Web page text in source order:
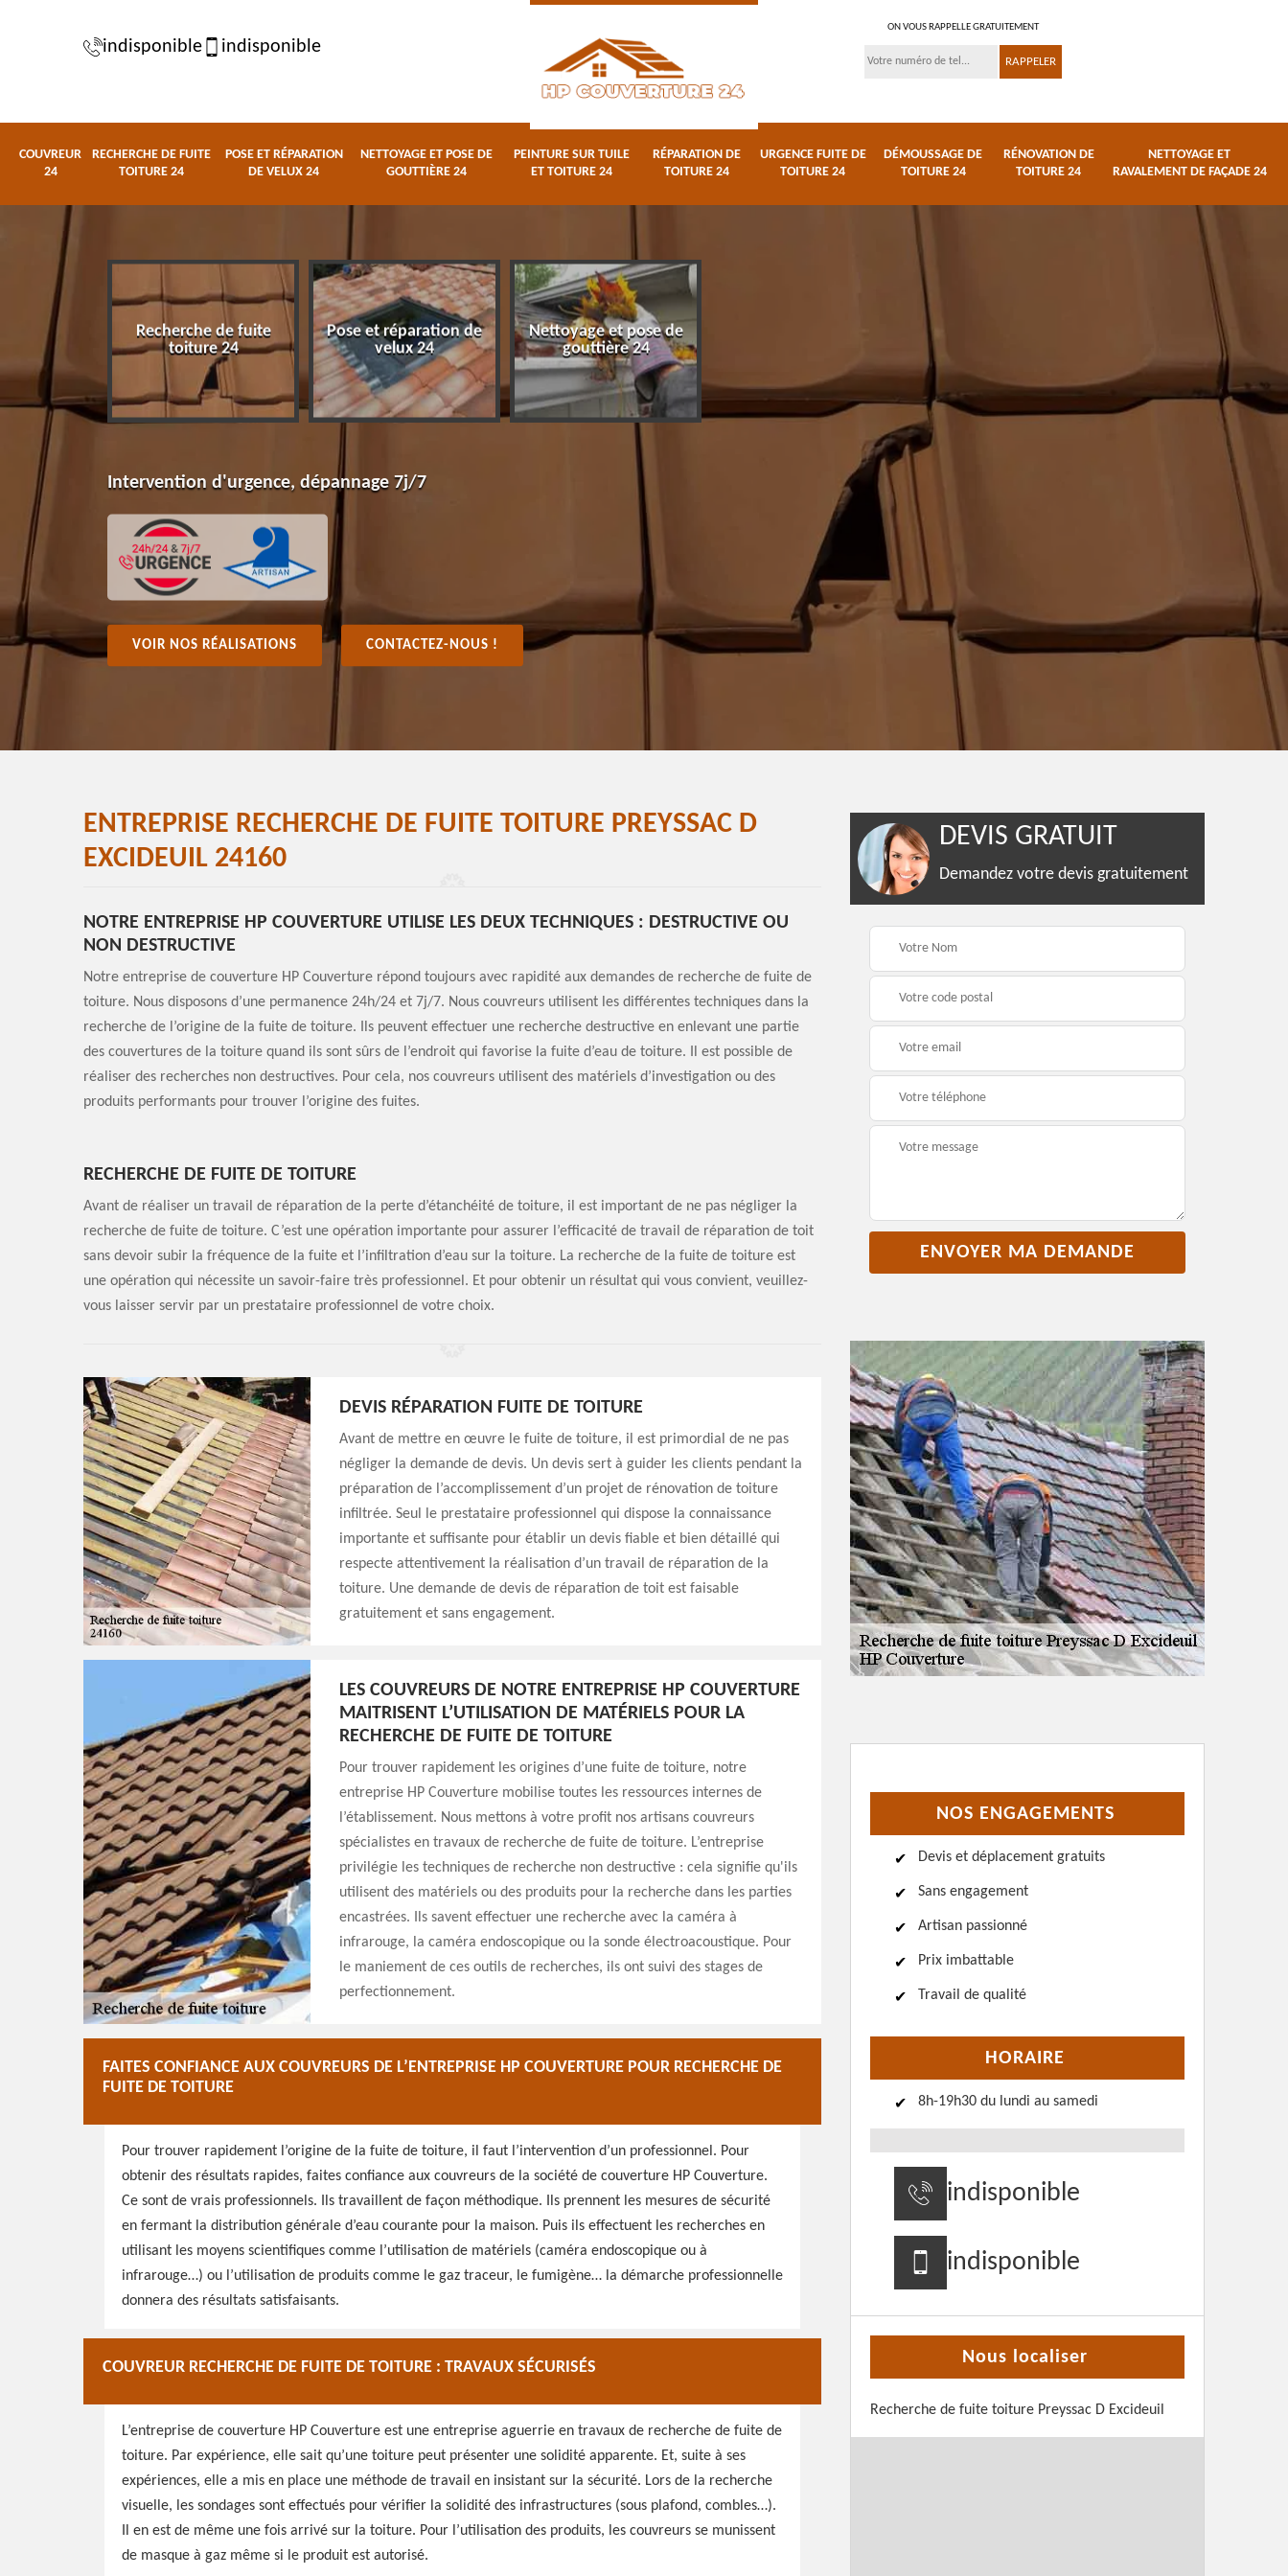
indisponible indisponible
ON VOUS RAPPELLE GRATUITEMENT
COUVREUR
24
RECHERCHE DE FUITE
TOITURE 24
POSE ET RÉPARATION
DE VELUX 24
NETTOYAGE ET POSE DE
GOUTTIÈRE 24
PEINTURE SUR TUILE
ET TOITURE 24
RÉPARATION DE
TOITURE 24
URGENCE FUITE DE
TOITURE 24
DÉMOUSSAGE DE
TOITURE 24
RÉNOVATION DE
TOITURE 24
NETTOYAGE ET
RAVALEMENT DE FAÇADE 24
Recherche de fuite
toiture 24
Pose et réparation de
velux 24
Nettoyage et pose de
gouttière 24
Réparation de toiture
Urgence fuite de
toiture 24
Intervention d'urgence, dépannage 7j/7
VOIR NOS RÉALISATIONS CONTACTEZ-NOUS !
ENTREPRISE RECHERCHE DE FUITE TOITURE PREYSSAC D
EXCIDEUIL 24160
NOTRE ENTREPRISE HP COUVERTURE UTILISE LES DEUX TECHNIQUES : DESTRUCTIVE OU
NON DESTRUCTIVE
Notre entreprise de couverture HP Couverture répond toujours avec rapidité aux demandes de recherche de fuite de
toiture. Nous disposons d’une permanence 24h/24 et 7j/7. Nous couvreurs utilisent les différentes techniques dans la
recherche de l’origine de la fuite de toiture. Ils peuvent effectuer une recherche destructive en enlevant une partie
des couvertures de la toiture quand ils sont sûrs de l’endroit qui favorise la fuite d’eau de toiture. Il est possible de
réaliser des recherches non destructives. Pour cela, nos couvreurs utilisent des matériels d’investigation ou des
produits performants pour trouver l’origine des fuites.
RECHERCHE DE FUITE DE TOITURE
Avant de réaliser un travail de réparation de la perte d’étanchéité de toiture, il est important de ne pas négliger la
recherche de fuite de toiture. C’est une opération importante pour assurer l’efficacité de travail de réparation de toit
sans devoir subir la fréquence de la fuite et l’infiltration d’eau sur la toiture. La recherche de la fuite de toiture est
une opération qui nécessite un savoir-faire très professionnel. Et pour obtenir un résultat qui vous convient, veuillez-
vous laisser servir par un prestataire professionnel de votre choix.
DEVIS RÉPARATION FUITE DE TOITURE
Avant de mettre en œuvre le fuite de toiture, il est primordial de ne pas
négliger la demande de devis. Un devis sert à guider les clients pendant la
préparation de l’accomplissement d’un projet de rénovation de toiture
infiltrée. Seul le prestataire professionnel qui dispose la connaissance
importante et suffisante pour établir un devis fiable et bien détaillé qui
respecte attentivement la réalisation d’un travail de réparation de la
toiture. Une demande de devis de réparation de toit est faisable
gratuitement et sans engagement.
LES COUVREURS DE NOTRE ENTREPRISE HP COUVERTURE
MAITRISENT L’UTILISATION DE MATÉRIELS POUR LA
RECHERCHE DE FUITE DE TOITURE
Pour trouver rapidement les origines d’une fuite de toiture, notre
entreprise HP Couverture mobilise toutes les ressources internes de
l’établissement. Nous mettons à votre profit nos artisans couvreurs
spécialistes en travaux de recherche de fuite de toiture. L’entreprise
privilégie les techniques de recherche non destructive : cela signifie qu'ils
utilisent des matériels ou des produits pour la recherche dans les parties
encastrées. Ils savent effectuer une recherche avec la caméra à
infrarouge, la caméra endoscopique ou la sonde électroacoustique. Pour
le maniement de ces outils de recherches, ils ont suivi des stages de
perfectionnement.
FAITES CONFIANCE AUX COUVREURS DE L’ENTREPRISE HP COUVERTURE POUR RECHERCHE DE
FUITE DE TOITURE
Pour trouver rapidement l’origine de la fuite de toiture, il faut l’intervention d’un professionnel. Pour
obtenir des résultats rapides, faites confiance aux couvreurs de la société de couverture HP Couverture.
Ce sont de vrais professionnels. Ils travaillent de façon méthodique. Ils prennent les mesures de sécurité
en fermant la distribution générale d’eau courante pour la maison. Puis ils effectuent les recherches en
utilisant les moyens scientifiques comme l’utilisation de matériels (caméra endoscopique ou à
infrarouge…) ou l’utilisation de produits comme le gaz traceur, le fumigène… la démarche professionnelle
donnera des résultats satisfaisants.
COUVREUR RECHERCHE DE FUITE DE TOITURE : TRAVAUX SÉCURISÉS
L’entreprise de couverture HP Couverture est une entreprise aguerrie en travaux de recherche de fuite de
toiture. Par expérience, elle sait qu’une toiture peut présenter une solidité apparente. Et, suite à ses
expériences, elle a mis en place une méthode de travail en insistant sur la sécurité. Lors de la recherche
visuelle, les sondages sont effectués pour vérifier la solidité des infrastructures (sous plafond, combles…).
Il en est de même une fois arrivé sur la toiture. Pour l’utilisation des produits, les couvreurs se munissent
de masque à gaz même si le produit est autorisé.
DEVIS GRATUIT
Demandez votre devis gratuitement
NOS ENGAGEMENTS
Devis et déplacement gratuits
Sans engagement
Artisan passionné
Prix imbattable
Travail de qualité
HORAIRE
8h-19h30 du lundi au samedi
indisponible
indisponible
Nous localiser
Recherche de fuite toiture Preyssac D Excideuil